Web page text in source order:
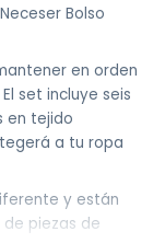
Bolso
en orden
set incluye seis
en tejido
a tu ropa
y están
piezas de